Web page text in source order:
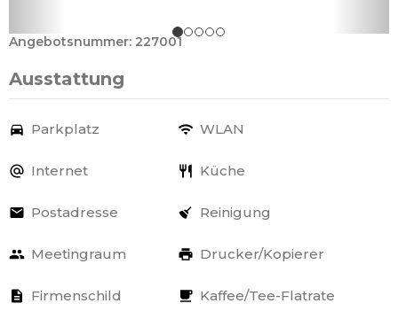
Angebotsnummer: 227001
Ausstattung
Parkplatz WLAN
Internet Küche
Postadresse Reinigung
Meetingraum Drucker/Kopierer
Firmenschild Kaffee/Tee-Flatrate